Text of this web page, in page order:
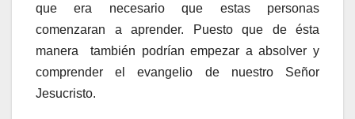
que era necesario que estas personas
comenzaran a aprender. Puesto que de ésta
manera también podrían empezar a absolver y
comprender el evangelio de nuestro Señor
Jesucristo.